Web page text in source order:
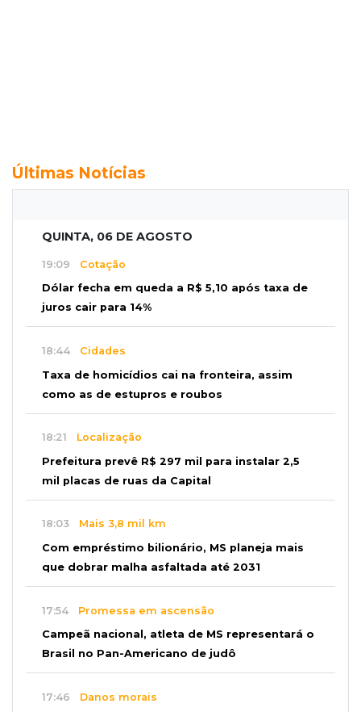
Últimas Notícias
QUINTA, 06 DE AGOSTO
19:09 Cotação
Dólar fecha em queda a R$ 5,10 após taxa de
juros cair para 14%
18:44 Cidades
Taxa de homicídios cai na fronteira, assim
como as de estupros e roubos
18:21 Localização
Prefeitura prevê R$ 297 mil para instalar 2,5
mil placas de ruas da Capital
18:03 Mais 3,8 mil km
Com empréstimo bilionário, MS planeja mais
que dobrar malha asfaltada até 2031
17:54 Promessa em ascensão
Campeã nacional, atleta de MS representará o
Brasil no Pan-Americano de judô
17:46 Danos morais